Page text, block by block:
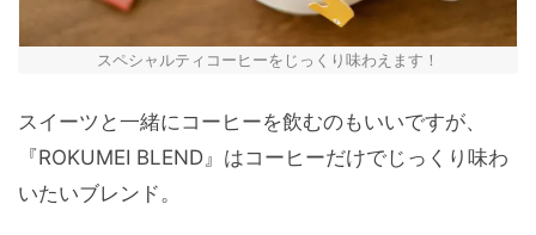
スペシャルティコーヒーをじっくり味わえます！
スイーツと一緒にコーヒーを飲むのもいいですが、
『ROKUMEI BLEND』はコーヒーだけでじっくり味わ
いたいブレンド。